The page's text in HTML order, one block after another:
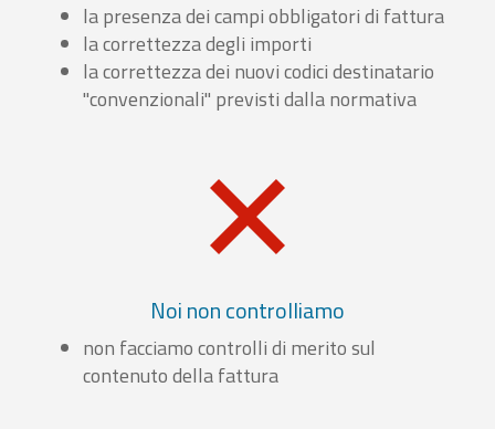
la presenza dei campi obbligatori di fattura
la correttezza degli importi
la correttezza dei nuovi codici destinatario
"convenzionali" previsti dalla normativa
Noi non controlliamo
non facciamo controlli di merito sul
contenuto della fattura